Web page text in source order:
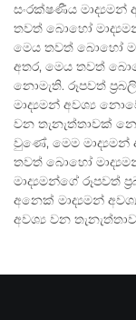
සංරක්ෂණීය මාද්‍යමන්
තවත් බොහෝ
මෙය තවත් බොහෝ
අතර, මෙය තවත්
නොමැති. රූපවත්
මාද්‍යමන් අවශ්‍ය
වන තැනැත්තාවක්
වුණේ, මෙම
තවත් බොහෝ
මාද්‍යමන්ගේ රූපවත්
අනෙක් මාද්‍යමන්
අවශ්‍ය වන